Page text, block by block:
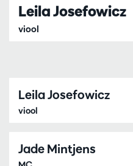
Leila Josefowicz
viool
Leila Josefowicz
viool
Jade Mintjens